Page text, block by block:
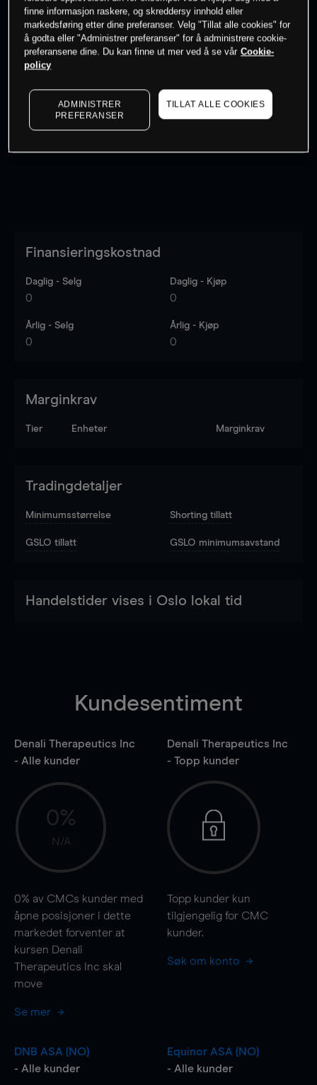
Søk om konto
Log in
Finansieringskostnad
Daglig - Selg
0
Daglig - Kjøp
0
Årlig - Selg
0
Årlig - Kjøp
0
Marginkrav
Tier Enheter Marginkrav
Tradingdetaljer
Minimumsstørrelse Shorting tillatt
GSLO tillatt GSLO minimumsavstand
Handelstider vises i Oslo lokal tid
Kundesentiment
Denali Therapeutics Inc
- Alle kunder
0%
N/A
0% av CMCs kunder med
åpne posisjoner i dette
markedet forventer at
kursen Denali
Therapeutics Inc skal
move
Se mer
Denali Therapeutics Inc
- Topp kunder
Topp kunder kun
tilgjengelig for CMC
kunder.
Søk om konto
DNB ASA (NO)
- Alle kunder
Equinor ASA (NO)
- Alle kunder
finne informasjon raskere, og skreddersy innhold eller
markedsføring etter dine preferanser. Velg "Tillat alle cookies" for
å godta eller "Administrer preferanser" for å administrere cookie-
preferansene dine. Du kan finne ut mer ved å se vår Cookie-
policy
ADMINISTRER
PREFERANSER
TILLAT ALLE COOKIES